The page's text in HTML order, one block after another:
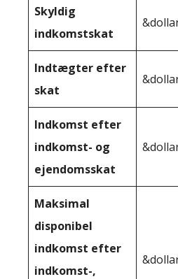
Skyldig
indkomstskat
Indtægter efter
skat
Indkomst efter
indkomst- og
ejendomsskat
Maksimal
disponibel
indkomst efter
indkomst-,